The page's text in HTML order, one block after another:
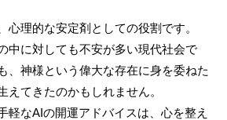
心理的な安定剤としての役割です。
中に対しても不安が多い現代社会で
、神様という偉大な存在に身を委ねた
えてきたのかもしれません。
軽なAIの開運アドバイスは、心を整え